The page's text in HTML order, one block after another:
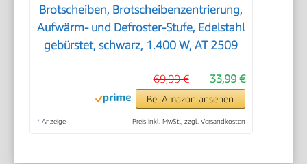
Brotscheiben, Brotscheibenzentrierung,
Aufwärm- und Defroster-Stufe, Edelstahl
gebürstet, schwarz, 1.400 W, AT 2509
33,99 €
69,99 €
Bei Amazon ansehen
* Anzeige Preis inkl. MwSt., zzgl. Versandkosten